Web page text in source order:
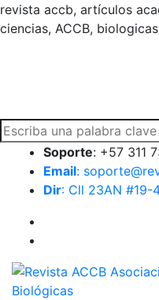
revista accb, artículos
ciencias, ACCB, biologicas
Soporte: +57 311
Email:
Dir: Cll 23AN #19-